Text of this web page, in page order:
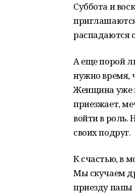
Суббота и
распадаются
А еще порой
нужно время,
Женщина уже
приезжает,
войти в роль.
своих подруг.
К счастью, в
Мы скучаем
приезду папы